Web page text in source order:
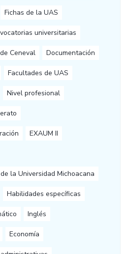
Fichas de la UAS
universitarias
Ceneval Documentación
Facultades de UAS
Nivel profesional
EXAUM II
la Universidad Michoacana
Habilidades específicas
Inglés
Economía